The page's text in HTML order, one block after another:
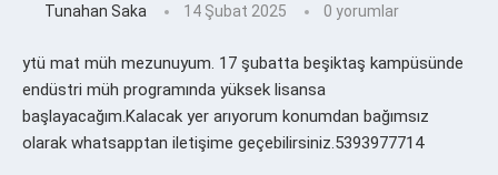
Tunahan Saka 14 Şubat 2025 0 yorumlar
ytü mat müh mezunuyum. 17 şubatta beşiktaş kampüsünde
endüstri müh programında yüksek lisansa
başlayacağım.Kalacak yer arıyorum konumdan bağımsız
olarak whatsapptan iletişime geçebilirsiniz.5393977714